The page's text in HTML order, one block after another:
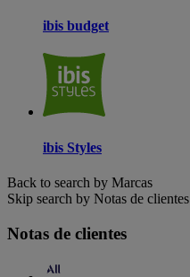
ibis budget
ibis Styles
Back to search by Marcas
Skip search by Notas de clientes
Notas de clientes